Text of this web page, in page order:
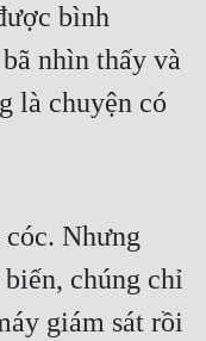
bình
nhìn thấy và
là chuyện có
cóc. Nhưng
chúng chỉ
giám sát rồi